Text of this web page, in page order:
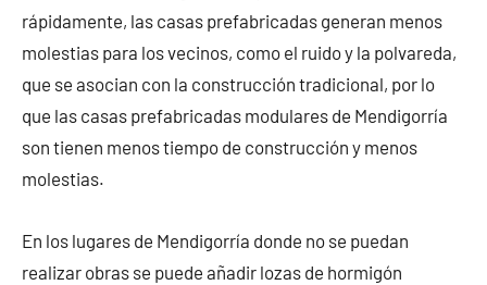
rápidamente, las casas prefabricadas generan menos
molestias para los vecinos, como el ruido y la polvareda,
que se asocian con la construcción tradicional, por lo
que las casas prefabricadas modulares de Mendigorría
son tienen menos tiempo de construcción y menos
molestias.
En los lugares de Mendigorría donde no se puedan
realizar obras se puede añadir lozas de hormigón